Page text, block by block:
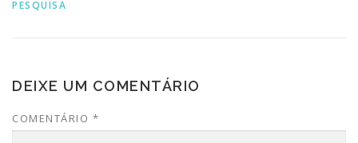
PESQUISA
DEIXE UM COMENTÁRIO
COMENTÁRIO *